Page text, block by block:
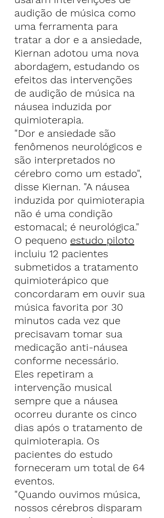
audição de música como
uma ferramenta para
tratar a dor e a ansiedade,
Kiernan adotou uma nova
abordagem, estudando os
efeitos das intervenções
de audição de música na
náusea induzida por
quimioterapia.
"Dor e ansiedade são
fenômenos neurológicos e
são interpretados no
cérebro como um estado",
disse Kiernan. "A náusea
induzida por quimioterapia
não é uma condição
estomacal; é neurológica."
O pequeno estudo piloto
incluiu 12 pacientes
submetidos a tratamento
quimioterápico que
concordaram em ouvir sua
música favorita por 30
minutos cada vez que
precisavam tomar sua
medicação anti-náusea
conforme necessário.
Eles repetiram a
intervenção musical
sempre que a náusea
ocorreu durante os cinco
dias após o tratamento de
quimioterapia. Os
pacientes do estudo
forneceram um total de 64
eventos.
"Quando ouvimos música,
nossos cérebros disparam